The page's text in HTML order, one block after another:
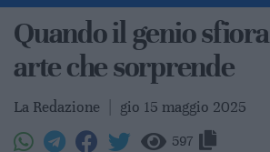
Quando il genio
arte che sorprende
La Redazione gio 15 maggio 2025
597